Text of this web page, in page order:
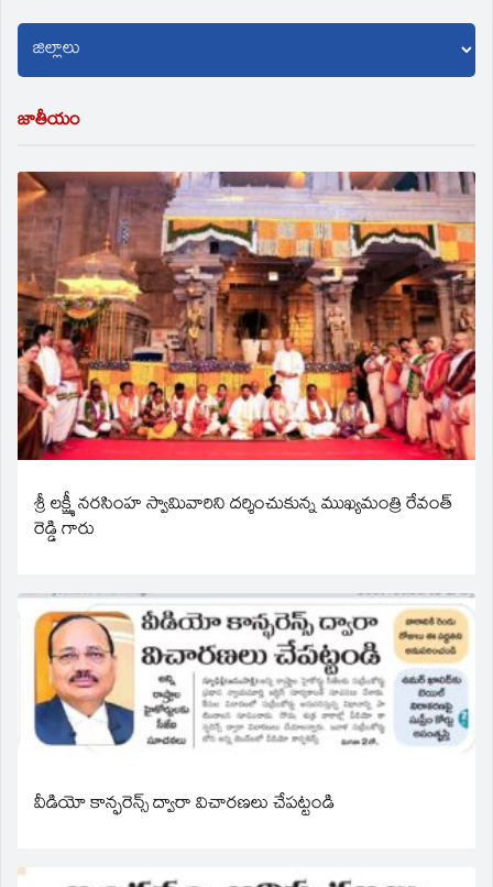
జాతీయం
శ్రీ లక్ష్మీ నరసింహ స్వామివారిని దర్శించుకున్న ముఖ్యమంత్రి రేవంత్
రెడ్డి గారు
వీడియో కాన్ఫరెన్స్ ద్వారా విచారణలు చేపట్టండి